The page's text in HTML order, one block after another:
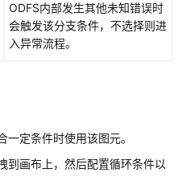
ODFS内部发生其他未知错误时
会触发该分支条件，不选择则进
入异常流程。
定条件时使用该图元。
到画布上，然后配置循环条件以